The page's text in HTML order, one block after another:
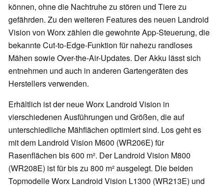
können, ohne die Nachtruhe zu stören und Tiere zu
gefährden. Zu den weiteren Features des neuen Landroid
Vision von Worx zählen die gewohnte App-Steuerung, die
bekannte Cut-to-Edge-Funktion für nahezu randloses
Mähen sowie Over-the-Air-Updates. Der Akku lässt sich
entnehmen und auch in anderen Gartengeräten des
Herstellers verwenden.
Erhältlich ist der neue Worx Landroid Vision in
vierschiedenen Ausführungen und Größen, die auf
unterschiedliche Mähflächen optimiert sind. Los geht es
mit dem Landroid Vision M600 (WR206E) für
Rasenflächen bis 600 m². Der Landroid Vision M800
(WR208E) ist für bis zu 800 m² ausgelegt. Die beiden
Topmodelle Worx Landroid Vision L1300 (WR213E) und